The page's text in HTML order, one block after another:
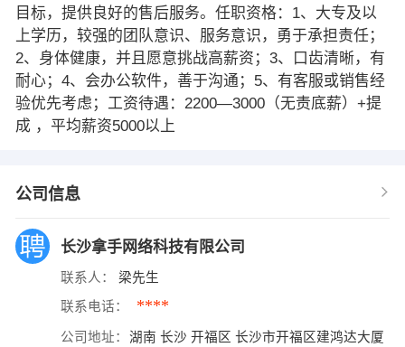
目标，提供良好的售后服务。任职资格：1、大专及以
上学历，较强的团队意识、服务意识，勇于承担责任；
2、身体健康，并且愿意挑战高薪资；3、口齿清晰，有
耐心；4、会办公软件，善于沟通；5、有客服或销售经
验优先考虑；工资待遇：2200—3000（无责底薪）+提
成 ，平均薪资5000以上
公司信息
长沙拿手网络科技有限公司
联系人： 梁先生
联系电话： ****
公司地址： 湖南 长沙 开福区 长沙市开福区建鸿达大厦